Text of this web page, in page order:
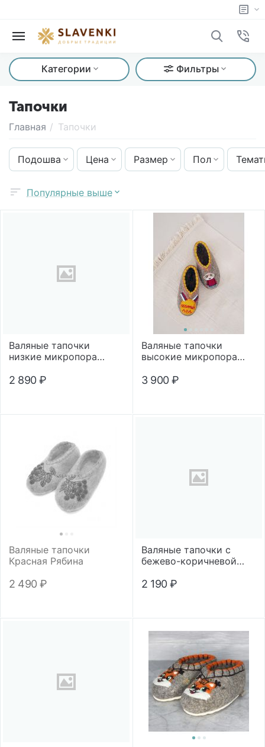
Категории Фильтры
Тапочки
Главная / Тапочки
Подошва Цена Размер Пол
Популярные выше
Валяные тапочки
низкие микропора
2 890 ₽
Валяные тапочки
высокие микропора
3 900 ₽
Валяные тапочки
Красная Рябина
2 490 ₽
Валяные тапочки с
бежево-коричневой
2 190 ₽